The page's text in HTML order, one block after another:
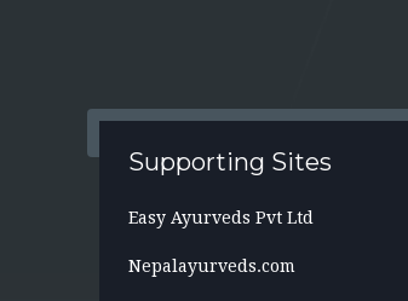
Supporting Sites
Easy Ayurveds Pvt Ltd
Nepalayurveds.com